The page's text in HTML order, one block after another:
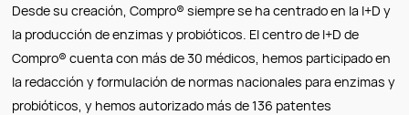
Desde su creación, Compro® siempre se ha centrado en la I+D y
la producción de enzimas y probióticos. El centro de I+D de
Compro® cuenta con más de 30 médicos, hemos participado en
la redacción y formulación de normas nacionales para enzimas y
probióticos, y hemos autorizado más de 136 patentes